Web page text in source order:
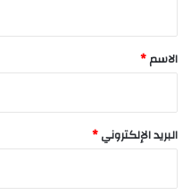
*
الاسم*
البريد الإلكتروني*